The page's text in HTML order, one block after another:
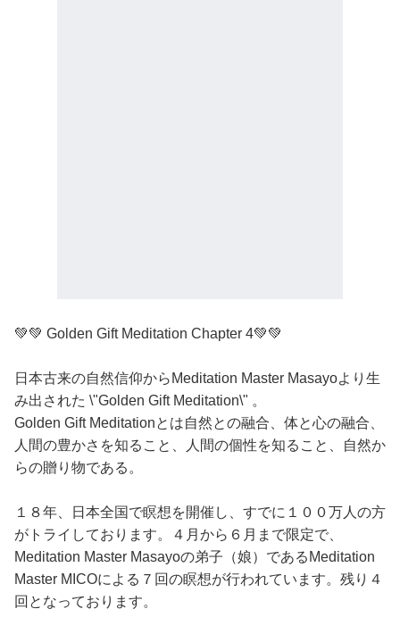
💚💚 Golden Gift Meditation Chapter 4💚💚
日本古来の自然信仰からMeditation Master Masayoより生
み出された \"Golden Gift Meditation\" 。
Golden Gift Meditationとは自然との融合、体と心の融合、
人間の豊かさを知ること、人間の個性を知ること、自然か
らの贈り物である。
１８年、日本全国で瞑想を開催し、すでに１００万人の方
がトライしております。４月から６月まで限定で、
Meditation Master Masayoの弟子（娘）であるMeditation
Master MICOによる７回の瞑想が行われています。残り４
回となっております。